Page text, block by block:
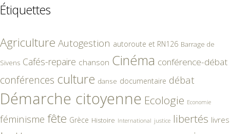
Étiquettes
Agriculture Autogestion autoroute et RN126 Barrage de
Sivens Cafés-repaire chanson Cinéma conférence-débat
conférences culture danse documentaire débat
Démarche citoyenne Ecologie Economie
féminisme fête Grèce Histoire International justice libertés livres